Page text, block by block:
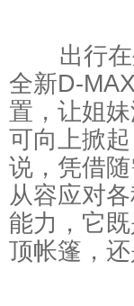
出行在外
全新D-
置，让姐
可向上掀
说，凭借
从容应对
能力，它
顶帐篷，